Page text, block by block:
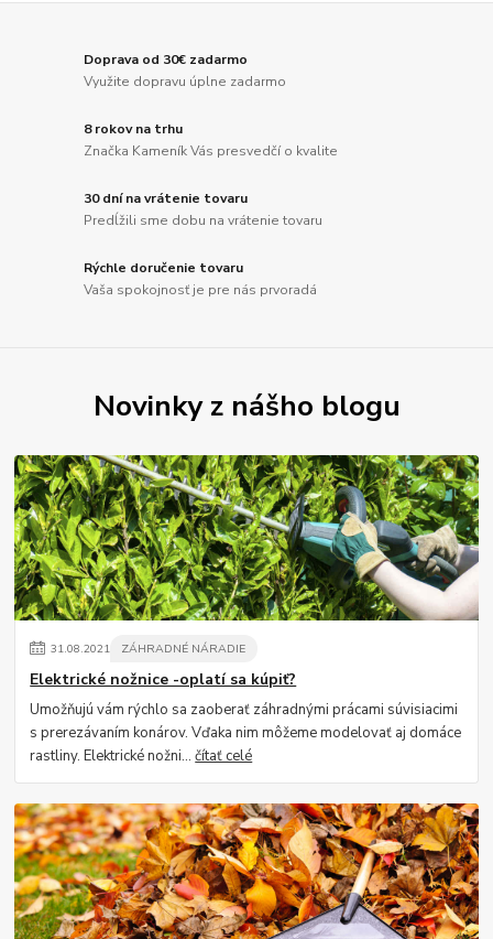
Doprava od 30€ zadarmo
Využite dopravu úplne zadarmo
8 rokov na trhu
Značka Kameník Vás presvedčí o kvalite
30 dní na vrátenie tovaru
Predĺžili sme dobu na vrátenie tovaru
Rýchle doručenie tovaru
Vaša spokojnosť je pre nás prvoradá
Novinky z nášho blogu
31.08.2021 ZÁHRADNÉ NÁRADIE
Elektrické nožnice -oplatí sa kúpiť?
Umožňujú vám rýchlo sa zaoberať záhradnými prácami súvisiacimi
s prerezávaním konárov. Vďaka nim môžeme modelovať aj domáce
rastliny. Elektrické nožni...čítať celé